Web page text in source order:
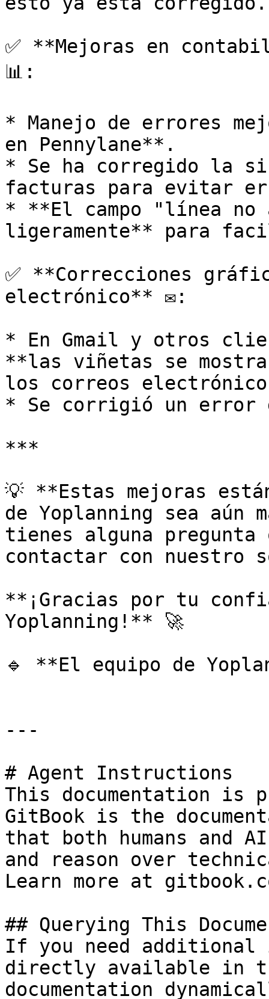
✅ **Mejoras en
📊:
* Manejo de errores
en Pennylane**.
* Se ha corregido la
facturas para evitar
* **El campo "línea no
ligeramente** para
✅ **Correcciones
electrónico** ✉️:
* En Gmail y otros
**las viñetas se
los correos
* Se corrigió un
***
💡 **Estas mejoras
de Yoplanning sea
tienes alguna pregunta
contactar con nuestro
**¡Gracias por tu
Yoplanning!** 🚀
🔹 **El equipo de
---
# Agent Instructions
This documentation is
GitBook is the
that both humans and
and reason over
Learn more at
## Querying This
If you need
directly available in
documentation